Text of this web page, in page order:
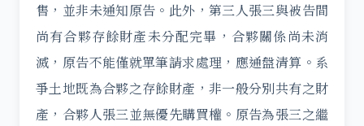
售，並非未通知原告。此外，第三人張三與被告間
尚有合夥存餘財產未分配完畢，合夥關係尚未消
滅，原告不能僅就單筆請求處理，應通盤清算。系
爭土地既為合夥之存餘財產，非一般分別共有之財
產，合夥人張三並無優先購買權。原告為張三之繼